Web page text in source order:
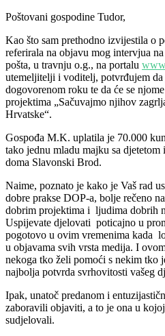
Poštovani gospodine Tudor,
Kao što sam prethodno izvijestila o
referirala na objavu mog intervjua
pošta, u travnju o.g., na portalu
utemeljitelji i voditelj, potvrđujem
dogovorenom roku te da će se
projektima „Sačuvajmo njihov
Hrvatske“.
Gospođa M.K. uplatila je 70.000
tako jednu mladu majku sa
doma Slavonski Brod.
Naime, poznato je kako je Vaš rad
dobre prakse DOP-a, bolje rečeno
dobrim projektima i ljudima dobrih
Uspijevate djelovati poticajno u
pogotovo u ovim vremenima kada
u objavama svih vrsta medija. I
nekoga tko želi pomoći s nekim tko
najbolja potvrda svrhovitosti vašeg
Ipak, unatoč predanom i
zaboravili objaviti, a to je ona u
sudjelovali.